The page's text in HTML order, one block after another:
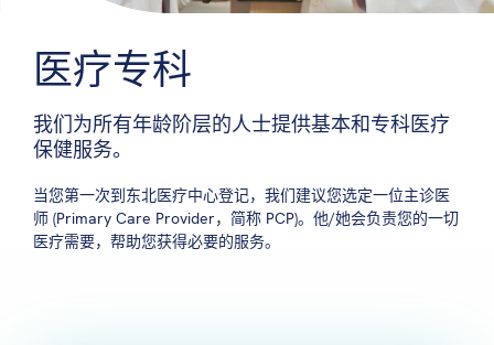
医疗专科
我们为所有年龄阶层的人士提供基本和专科医疗
保健服务。
当您第一次到东北医疗中心登记，我们建议您选定一位主诊医
师 (Primary Care Provider，简称 PCP)。他/她会负责您的一切
医疗需要，帮助您获得必要的服务。